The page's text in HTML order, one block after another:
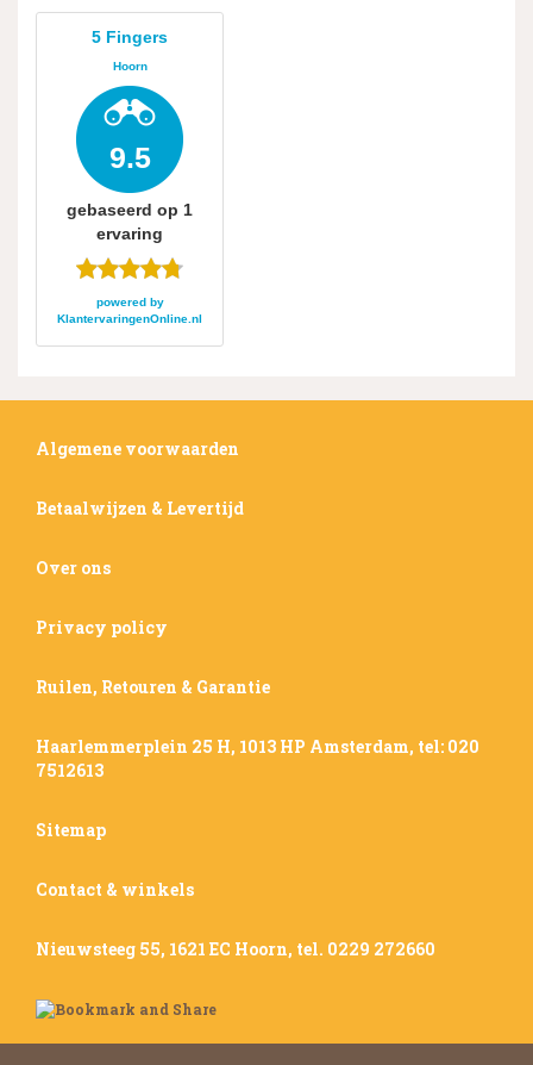
5 Fingers
Hoorn
9.5
gebaseerd op 1
ervaring
powered by
KlantervaringenOnline.nl
Algemene voorwaarden
Betaalwijzen & Levertijd
Over ons
Privacy policy
Ruilen, Retouren & Garantie
Haarlemmerplein 25 H, 1013 HP Amsterdam, tel: 020
7512613
Sitemap
Contact & winkels
Nieuwsteeg 55, 1621 EC Hoorn, tel. 0229 272660